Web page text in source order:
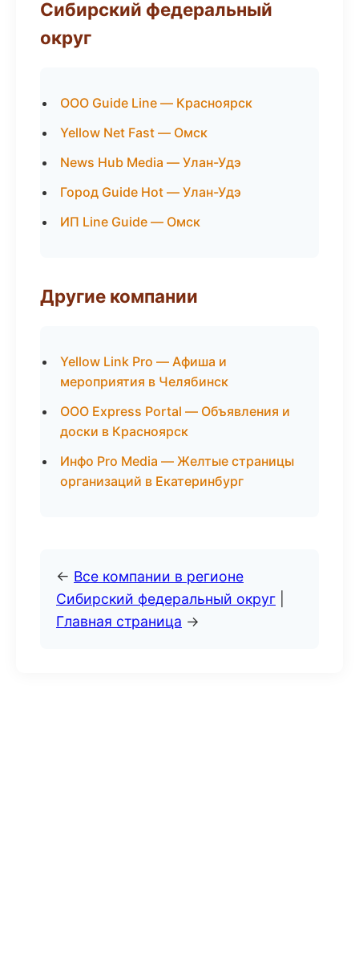
Сибирский федеральный
округ
ООО Guide Line — Красноярск
Yellow Net Fast — Омск
News Hub Media — Улан-Удэ
Город Guide Hot — Улан-Удэ
ИП Line Guide — Омск
Другие компании
Yellow Link Pro — Афиша и
мероприятия в Челябинск
ООО Express Portal — Объявления и
доски в Красноярск
Инфо Pro Media — Желтые страницы
организаций в Екатеринбург
← Все компании в регионе
Сибирский федеральный округ
Главная страница →